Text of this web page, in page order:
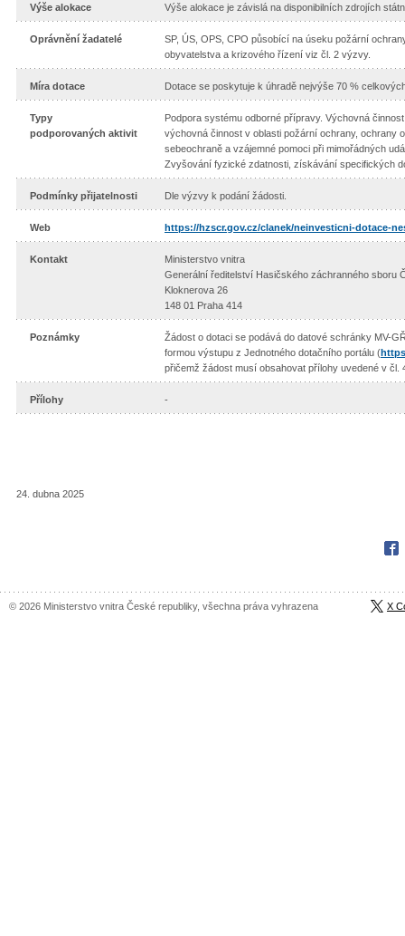
Výše alokace Výše alokace je závislá na disponibilních zdrojích
Oprávnění žadatelé
SP, ÚS, OPS, CPO působící na úseku požární
obyvatelstva a krizového řízení viz čl. 2 výzvy.
Míra dotace Dotace se poskytuje k úhradě nejvýše 70 %
Typy
podporovaných aktivit
Podpora systému odborné přípravy. Výchovná
výchovná činnost v oblasti požární ochrany, ochrany
sebeochraně a vzájemné pomoci při mimořádných
Zvyšování fyzické zdatnosti, získávání specifických
Podmínky přijatelnosti Dle výzvy k podání žádosti.
Web https://hzscr.gov.cz/clanek/neinvesticni-dotace-
Kontakt
Ministerstvo vnitra
Generální ředitelství Hasičského záchranného sboru
Kloknerova 26
148 01 Praha 414
Poznámky
Žádost o dotaci se podává do datové schránky MV-
formou výstupu z Jednotného dotačního portálu (
přičemž žádost musí obsahovat přílohy uvedené v čl.
Přílohy -
24. dubna 2025
© 2026 Ministerstvo vnitra České republiky, všechna práva vyhrazena X